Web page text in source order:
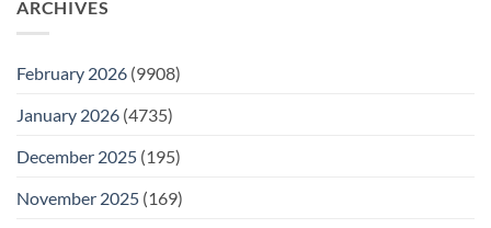
ARCHIVES
February 2026 (9908)
January 2026 (4735)
December 2025 (195)
November 2025 (169)